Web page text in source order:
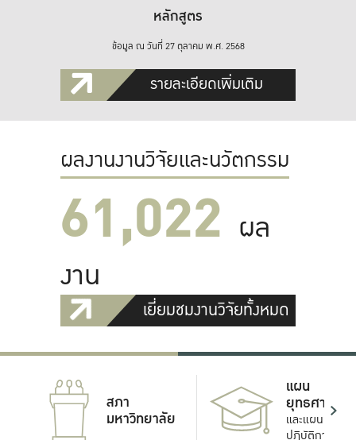
หลักสูตร
ข้อมูล ณ วันที่ 27 ตุลาคม พ.ศ. 2568
รายละเอียดเพิ่มเติม
ผลงานงานวิจัยและนวัตกรรม
61,022 ผล
งาน
เยี่ยมชมงานวิจัยทั้งหมด
สภา
มหาวิทยาลัย
แผน
ยุทธศาสตร์
และแผน
ปฏิบัติการ